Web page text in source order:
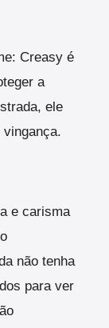
Creasy é
a
ele
e carisma
não tenha
para ver